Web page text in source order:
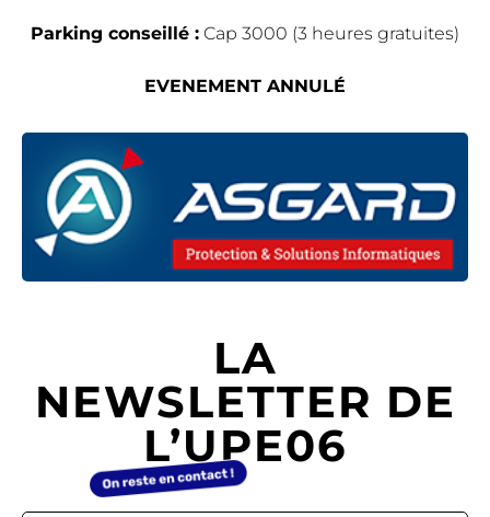
Parking conseillé : Cap 3000 (3 heures gratuites)
EVENEMENT ANNULÉ
LA
NEWSLETTER DE
L’UPE06